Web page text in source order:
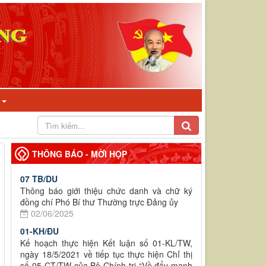
THÔNG BÁO - MỜI HỌP
07 TB/DU
Thông báo giới thiệu chức danh và chữ ký
đồng chí Phó Bí thư Thường trực Đảng ủy
02/06/2025
01-KH/ĐU
Kế hoạch thực hiện Kết luận số 01-KL/TW,
ngày 18/5/2021 về tiếp tục thực hiện Chỉ thị